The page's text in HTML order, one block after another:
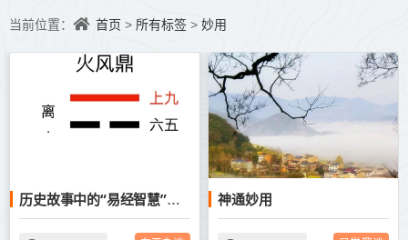
当前位置： 首页 > 所有标签 > 妙用
历史故事中的“易经智慧”——司马懿妙用“鼎九二” 神通妙用